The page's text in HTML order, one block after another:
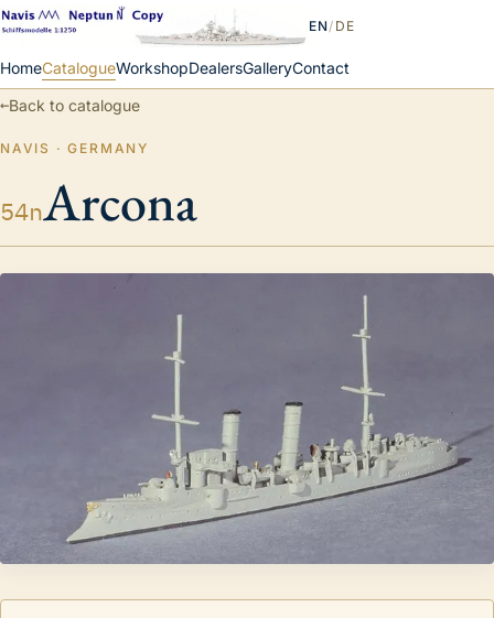
HomeCatalogueWorkshopDealersGalleryContact
EN/ DE
←Back to catalogue
NAVIS · GERMANY
54nArcona